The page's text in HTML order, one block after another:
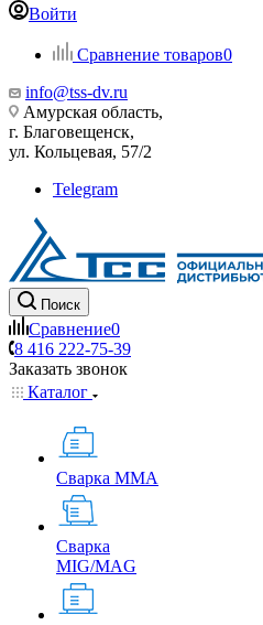
Войти
Сравнение товаров0
info@tss-dv.ru
Амурская область,
г. Благовещенск,
ул. Кольцевая, 57/2
Telegram
Поиск
Сравнение0
8 416 222-75-39
Заказать звонок
Каталог
Сварка MMA
Сварка
MIG/MAG